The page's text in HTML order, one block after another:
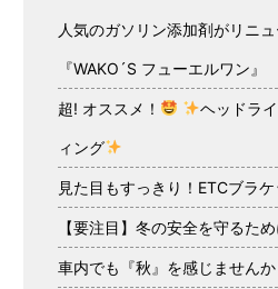
人気のガソリン添加剤がリニュ
『WAKO´S フューエルワン』
超! オススメ！ ヘッドラ
ィング
見た目もすっきり！ETCブラケ
【要注目】冬の安全を守るため
車内でも『秋』を感じませんか